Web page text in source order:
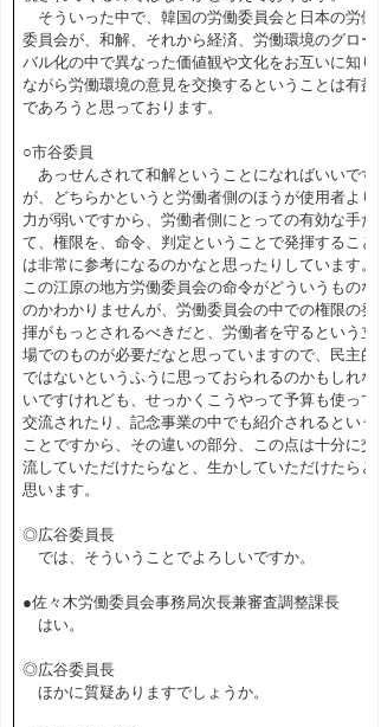
そういった中で、韓国の労働委員会と日本の労働
委員会が、和解、それから経済、労働環境のグロー
バル化の中で異なった価値観や文化をお互いに知り
ながら労働環境の意見を交換するということは有益
であろうと思っております。
○市谷委員
あっせんされて和解ということになればいいです
が、どちらかというと労働者側のほうが使用者より
力が弱いですから、労働者側にとっての有効な手だ
て、権限を、命令、判定ということで発揮すること
は非常に参考になるのかなと思ったりしています。
この江原の地方労働委員会の命令がどういうものな
のかわかりませんが、労働委員会の中での権限の発
揮がもっとされるべきだと、労働者を守るという立
場でのものが必要だなと思っていますので、民主的
ではないというふうに思っておられるのかもしれな
いですけれども、せっかくこうやって予算も使って
交流されたり、記念事業の中でも紹介されるという
ことですから、その違いの部分、この点は十分に交
流していただけたらなと、生かしていただけたらと
思います。
◎広谷委員長
では、そういうことでよろしいですか。
●佐々木労働委員会事務局次長兼審査調整課長
はい。
◎広谷委員長
ほかに質疑ありますでしょうか。